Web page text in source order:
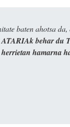
baten ahotsa
ATARIAk behar du
hamarna